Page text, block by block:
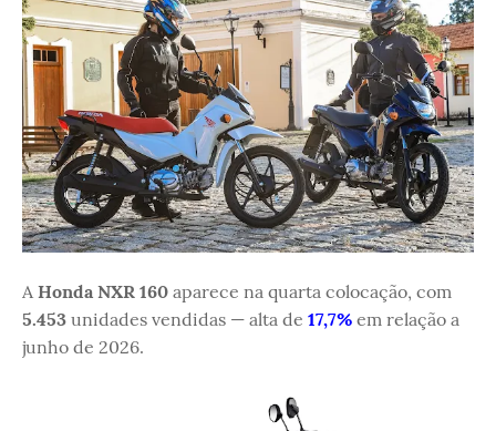
A Honda NXR 160 aparece na quarta colocação, com
5.453 unidades vendidas — alta de 17,7% em relação a
junho de 2026.